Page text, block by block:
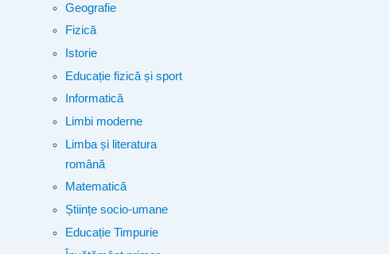
Geografie
Fizică
Istorie
Educație fizică și sport
Informatică
Limbi moderne
Limba și literatura
română
Matematică
Științe socio-umane
Educație Timpurie